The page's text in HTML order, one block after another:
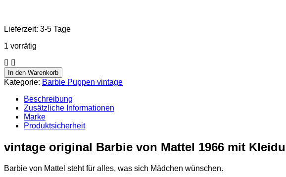
Lieferzeit: 3-5 Tage
1 vorrätig
Original
Barbie
von
Mattel
1966
Menge
In den Warenkorb
Kategorie: Barbie Puppen vintage
Beschreibung
Zusätzliche Informationen
Marke
Produktsicherheit
vintage original Barbie von Mattel 1966 mit
Barbie von Mattel steht für alles, was sich Mädchen wünschen.